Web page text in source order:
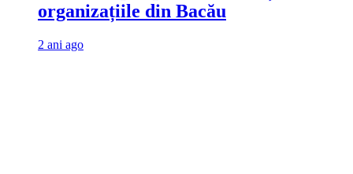
organizațiile din Bacău
2 ani ago